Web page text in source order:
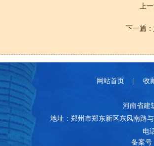
上
下一篇：